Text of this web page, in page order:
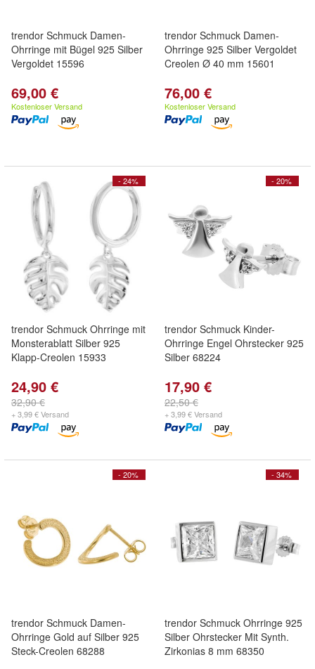
trendor Schmuck Damen-
Ohrringe mit Bügel 925 Silber
Vergoldet 15596
69,00 €
Kostenloser Versand
trendor Schmuck Damen-
Ohrringe 925 Silber Vergoldet
Creolen Ø 40 mm 15601
76,00 €
Kostenloser Versand
- 24%
trendor Schmuck Ohrringe mit
Monsterablatt Silber 925
Klapp-Creolen 15933
24,90 €
32,90 €
+ 3,99 € Versand
- 20%
trendor Schmuck Kinder-
Ohrringe Engel Ohrstecker 925
Silber 68224
17,90 €
22,50 €
+ 3,99 € Versand
- 20%
trendor Schmuck Damen-
Ohrringe Gold auf Silber 925
Steck-Creolen 68288
- 34%
trendor Schmuck Ohrringe 925
Silber Ohrstecker Mit Synth.
Zirkonias 8 mm 68350